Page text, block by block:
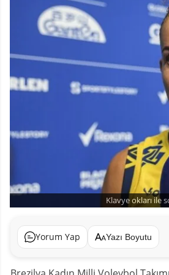
Klavye okları ile
Yorum Yap Yazı Boyutu